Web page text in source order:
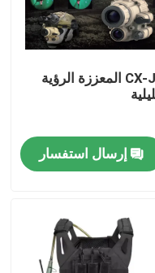
CX-JF المعززة الرؤية
إرسال استفسار